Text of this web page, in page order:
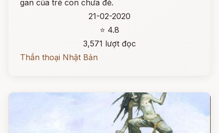
gan của trẻ con chưa đẻ.
21-02-2020
⭐ 4.8
3,571 lượt đọc
Thần thoại Nhật Bản